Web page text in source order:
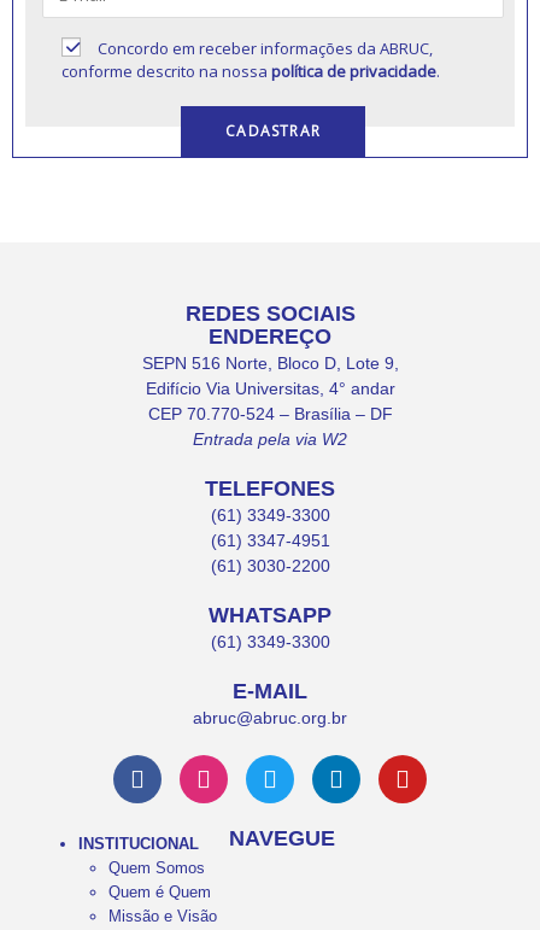
Concordo em receber informações da ABRUC,
conforme descrito na nossapolítica de privacidade.
REDES SOCIAIS
ENDEREÇO
SEPN 516 Norte, Bloco D, Lote 9,
Edifício Via Universitas, 4° andar
CEP 70.770-524 – Brasília – DF
Entrada pela via W2
TELEFONES
(61) 3349-3300
(61) 3347-4951
(61) 3030-2200
WHATSAPP
(61) 3349-3300
E-MAIL
abruc@abruc.org.br
NAVEGUE
INSTITUCIONAL
Quem Somos
Quem é Quem
Missão e Visão